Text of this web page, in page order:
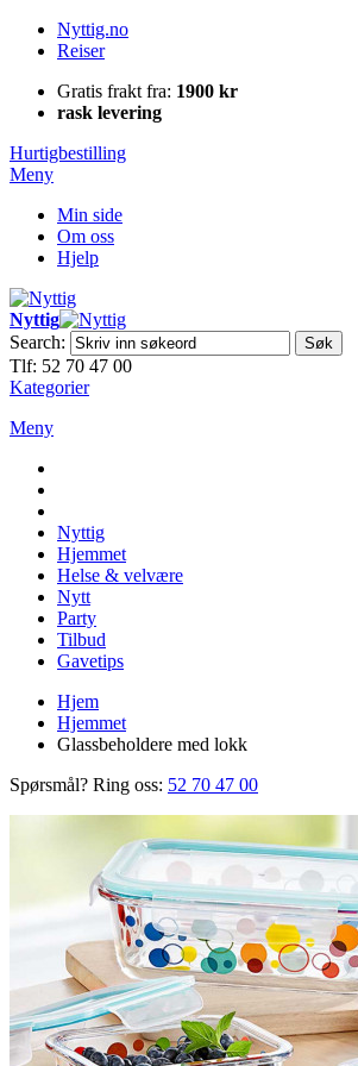
Nyttig.no
Reiser
Gratis frakt fra: 1900 kr
rask levering
Hurtigbestilling
Meny
Min side
Om oss
Hjelp
Nyttig
Search:
Søk
Tlf: 52 70 47 00
Kategorier
Meny
Nyttig
Hjemmet
Helse & velvære
Nytt
Party
Tilbud
Gavetips
Hjem
Hjemmet
Glassbeholdere med lokk
Spørsmål? Ring oss: 52 70 47 00